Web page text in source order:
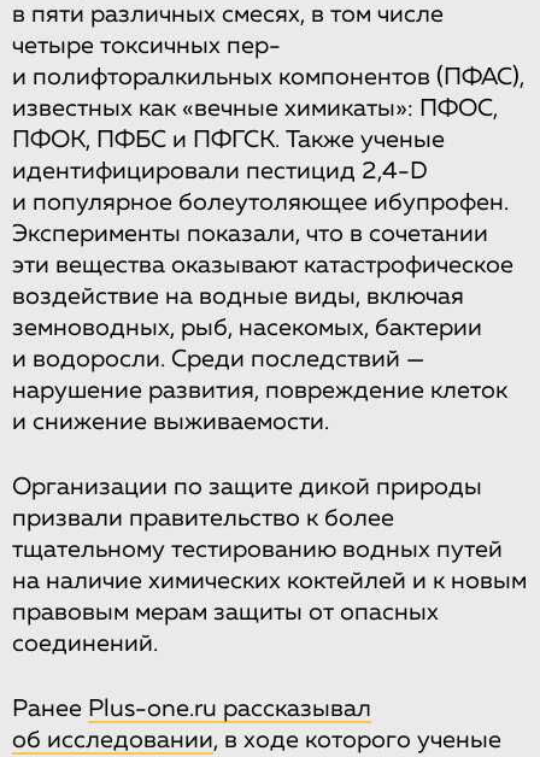
в пяти различных смесях, в том числе
четыре токсичных пер-
и полифторалкильных компонентов (ПФАС),
известных как «вечные химикаты»: ПФОС,
ПФОК, ПФБС и ПФГСК. Также ученые
идентифицировали пестицид 2,4-D
и популярное болеутоляющее ибупрофен.
Эксперименты показали, что в сочетании
эти вещества оказывают катастрофическое
воздействие на водные виды, включая
земноводных, рыб, насекомых, бактерии
и водоросли. Среди последствий —
нарушение развития, повреждение клеток
и снижение выживаемости.
Организации по защите дикой природы
призвали правительство к более
тщательному тестированию водных путей
на наличие химических коктейлей и к новым
правовым мерам защиты от опасных
соединений.
Ранее Plus-one.ru рассказывал
об исследовании, в ходе которого ученые